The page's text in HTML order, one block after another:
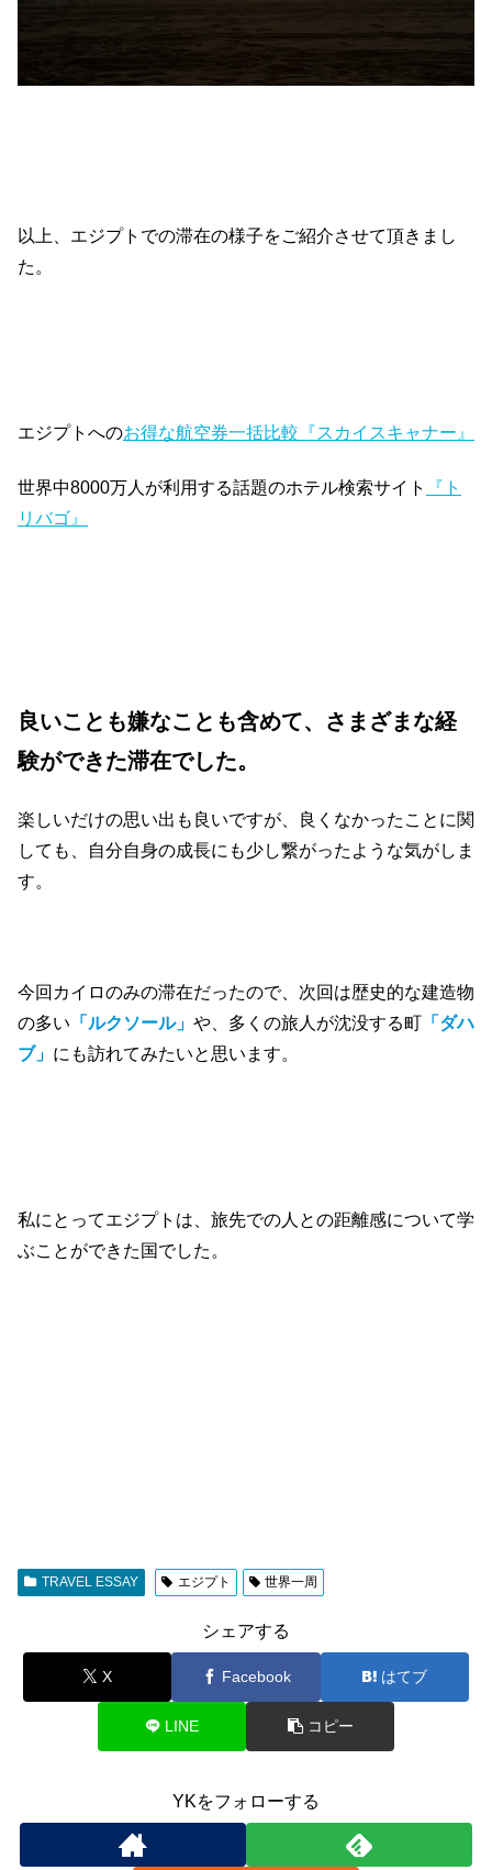
以上、エジプトでの滞在の様子をご紹介させて頂きまし
た。
エジプトへのお得な航空券一括比較『スカイスキャナー』
世界中8000万人が利用する話題のホテル検索サイト
『ト
リバゴ』
良いことも嫌なことも含めて、さまざまな経
験ができた滞在でした。
楽しいだけの思い出も良いですが、良くなかったことに関
しても、自分自身の成長にも少し繋がったような気がしま
す。
今回カイロのみの滞在だったので、次回は歴史的な建造物
の多い 「ルクソール」 や、多くの旅人が沈没する町 「ダハ
ブ」 にも訪れてみたいと思います。
私にとってエジプトは、旅先での人との距離感について学
ぶことができた国でした。
TRAVEL ESSAY エジプト 世界一周
シェアする
X Facebook はてブ
LINE コピー
YKをフォローする